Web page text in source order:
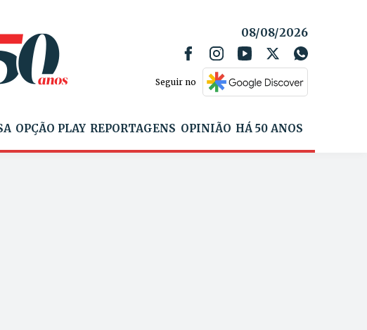
08/08/2026
Seguir no
OPÇÃO PLAY REPORTAGENS OPINIÃO HÁ 50 ANOS